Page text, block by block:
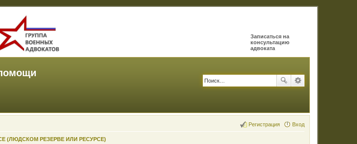
Записаться на
консультацию
адвоката
Вход
Регистрация
(ЛЮДСКОМ РЕЗЕРВЕ ИЛИ РЕСУРСЕ)